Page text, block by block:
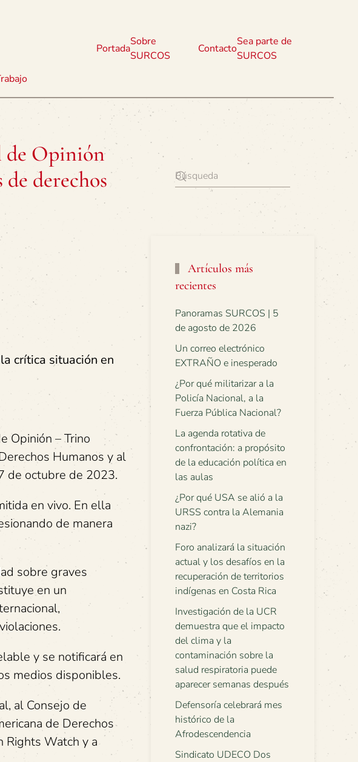
Portada
Sobre
SURCOS
Contacto
Sea parte de
SURCOS
de Opinión
derechos
crítica situación en
Opinión –Trino
Humanos y al
de octubre de 2023.
en vivo. En ella
de manera
sobre graves
en un
y se notificará en
medios disponibles.
al Consejo de
de Derechos
Rights Watch y a
Artículos más
recientes
Panoramas SURCOS | 5
de agosto de 2026
Un correo electrónico
EXTRAÑO e inesperado
¿Por qué militarizar a la
Policía Nacional, a la
Fuerza Pública Nacional?
La agenda rotativa de
confrontación: a propósito
de la educación política en
las aulas
¿Por qué USA se alió a la
URSS contra la Alemania
nazi?
Foro analizará la situación
actual y los desafíos en la
recuperación de territorios
indígenas en Costa Rica
Investigación de la UCR
demuestra que el impacto
del clima y la
contaminación sobre la
salud respiratoria puede
aparecer semanas después
Defensoría celebrará mes
histórico de la
Afrodescendencia
Sindicato UDECO Dos